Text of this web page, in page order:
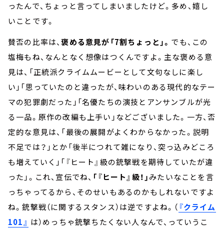
ったんで、ちょっと言ってしまいましたけど。多め、嬉し
いことです。
賛否の比率は、褒める意見が「7割ちょっと」。 でも、この
塩梅もね、なんとなく想像はつくんですよ。主な褒める意
見は、「正統派クライムムービーとして文句なしに楽し
い」「思っていたのと違ったが、味わいのある現代的なテー
マの犯罪劇だった」「名優たちの演技とアンサンブルが光
る一品。原作の改編も上手い」などございました。一方、否
定的な意見は、「最後の展開がよくわからなかった。説明
不足では？」とか「後半につれて雑になり、突っ込みどころ
も増えていく」「『ヒート』級の銃撃戦を期待していたが違
った」。これ、宣伝でね、 「『ヒート』級！」みたいなことを言
っちゃってるから、そのせいもあるのかもしれないですよ
ね。銃撃戦（に関するスタンス）は逆ですよね。（ 『クライム
101』 は）めっちゃ銃撃ちたくない人なんで、っていうこ